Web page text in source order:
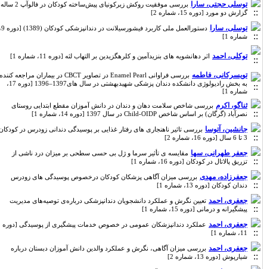
توسلی حجتی، سارا
بررسی موفقیت روکش زیرکونیای پیش‌ساخته کودکان در فالوآپ 2 ساله:
گزارش دو مورد [دوره 15، شماره 2]
توسلی، سارا
دستورالعمل ملی کاربرد فیشورسیلانت در دندانپزشکی کودکان (1389) [دوره 9،
شماره 1]
توکلی، احمد اثر دهانشویه های بنزیدآمین و کلرهگزیدین بر التهاب لثه [دوره 11، شماره 1]
تویسرکانی، فاطمه
بررسی فراوانی Enamel Pearl در تصاویر CBCT در بیماران مراجعه کننده
به بخش رادیولوژی دانشکده دندان پزشکی شهیدبهشتی در سال های1397–1396 [دوره 17،
شماره 1]
ثناگو، اکرم بررسی شاخص سلامت دهان و دندان در دانش آموزان مقطع ابتدایی روستای
نصرآباد (گرگان) بر اساس شاخص Child-OIDP در سال 1397 [دوره 14، شماره 1]
جانشین، آتوسا بررسی تاثیر ناهنجاری های رفتار غذایی بر پوسیدگی دندانی زودرس در کودکان
3 تا 6 سال [دوره 16، شماره 2]
جعفر طهرانی، سها مقایسه ی تأثیر سرما و ژل بی حسی سطحی بر میزان درد ناشی از
تزریق پالاتال در کودکان [دوره 16، شماره 1]
جعفرزاده، مهدی بررسی میزان آگاهی پزشکان کودکان درخصوص پوسیدگی های زودرس
دندان کودکان [دوره 13، شماره 1]
جعفری، احمد تعیین نگرش و عملکرد دانشجویان دندانپزشکی درباره‌ی توصیه‌های مدیریت
پیشگیرانه و درمانی [دوره 15، شماره 1]
جعفری، احمد عملکرد دندانپزشکان عمومی در خصوص خدمات پیشگیری از پوسیدگی [دوره
11، شماره 1]
جعفری، احمد بررسی میزان آگاهی، نگرش و عملکرد والدین دانش آموزان دبستان درباره
شیارپوش [دوره 13، شماره 2]